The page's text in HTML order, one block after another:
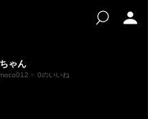
ゃん
・ 0のいいね